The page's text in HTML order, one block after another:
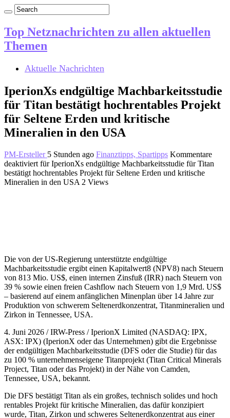
Top Netznachrichten zu allen aktuellen
Themen
Aktuelle Nachrichten
IperionXs endgültige Machbarkeitsstudie
für Titan bestätigt hochrentables Projekt
für Seltene Erden und kritische
Mineralien in den USA
PM-Ersteller 5 Stunden ago Finanztipps, Spartipps Kommentare
deaktiviert für IperionXs endgültige Machbarkeitsstudie für Titan
bestätigt hochrentables Projekt für Seltene Erden und kritische
Mineralien in den USA 2 Views
Die von der US-Regierung unterstützte endgültige
Machbarkeitsstudie ergibt einen Kapitalwert8 (NPV8) nach Steuern
von 813 Mio. US$, einen internen Zinsfuß (IRR) nach Steuern von
39 % sowie einen freien Cashflow nach Steuern von 1,9 Mrd. US$
– basierend auf einem anfänglichen Minenplan über 14 Jahre zur
Produktion von schwerem Seltenerdkonzentrat, Titanmineralien und
Zirkon in Tennessee, USA.
4. Juni 2026 / IRW-Press / IperionX Limited (NASDAQ: IPX,
ASX: IPX) (IperionX oder das Unternehmen) gibt die Ergebnisse
der endgültigen Machbarkeitsstudie (DFS oder die Studie) für das
zu 100 % unternehmenseigene Titanprojekt (Titan Critical Minerals
Project, Titan oder das Projekt) in der Nähe von Camden,
Tennessee, USA, bekannt.
Die DFS bestätigt Titan als ein großes, technisch solides und hoch
rentables Projekt für kritische Mineralien, das dafür konzipiert
wurde, Titan, Zirkon und schweres Seltenerdkonzentrat aus einer